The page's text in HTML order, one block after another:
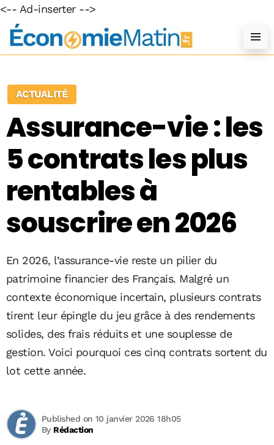
<-- Ad-inserter -->
ACTUALITÉ
Assurance-vie : les
5 contrats les plus
rentables à
souscrire en 2026
En 2026, l’assurance-vie reste un pilier du
patrimoine financier des Français. Malgré un
contexte économique incertain, plusieurs contrats
tirent leur épingle du jeu grâce à des rendements
solides, des frais réduits et une souplesse de
gestion. Voici pourquoi ces cinq contrats sortent du
lot cette année.
By Rédaction
Published on 10 janvier 2026 18h05